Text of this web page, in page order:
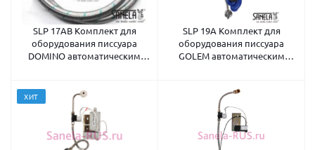
SLP 17AB Комплект для
оборудования писсуара
DOMINO автоматическим
SLP 19A Комплект для
оборудования писсуара
GOLEM автоматическим
ХИТ